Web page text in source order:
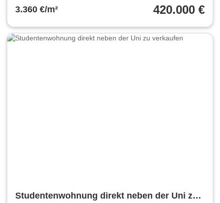
3.360 €/m² 420.000 €
Studentenwohnung direkt neben der Uni zu